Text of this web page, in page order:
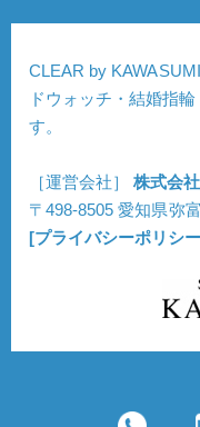
CLEAR by
ドウォッチ・結婚指
す。
［運営会社］株式会
〒498-8505 愛知県弥
[プライバシーポリシ
Copyright ©